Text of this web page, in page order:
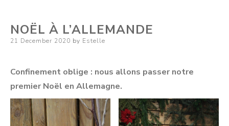
NOËL À L’ALLEMANDE
Posted
21 December 2020 by Estelle
Confinement oblige : nous allons passer notre
premier Noël en Allemagne.